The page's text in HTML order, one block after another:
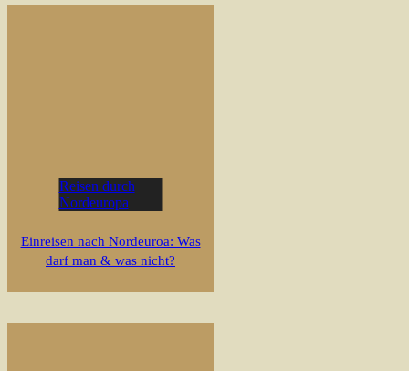
Reisen durch
Nordeuropa
Einreisen nach Nordeuroa: Was
darf man & was nicht?